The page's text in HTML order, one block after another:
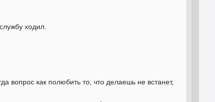
ходил.
вопрос как полюбить то, что делаешь не встанет,